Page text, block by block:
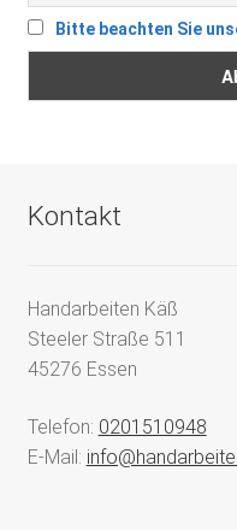
Bitte beachten Sie
Kontakt
Handarbeiten Käß
Steeler Straße 511
45276 Essen
Telefon: 0201510948
E-Mail: